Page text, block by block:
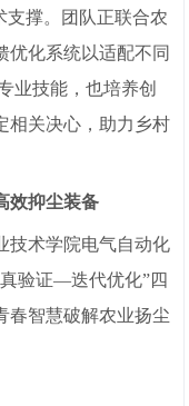
支撑。团队正联合农
优化系统以适配不同
业技能，也培养创
相关决心，助力乡村
效抑尘装备
技术学院电气自动化
验证—迭代优化”四
春智慧破解农业扬尘